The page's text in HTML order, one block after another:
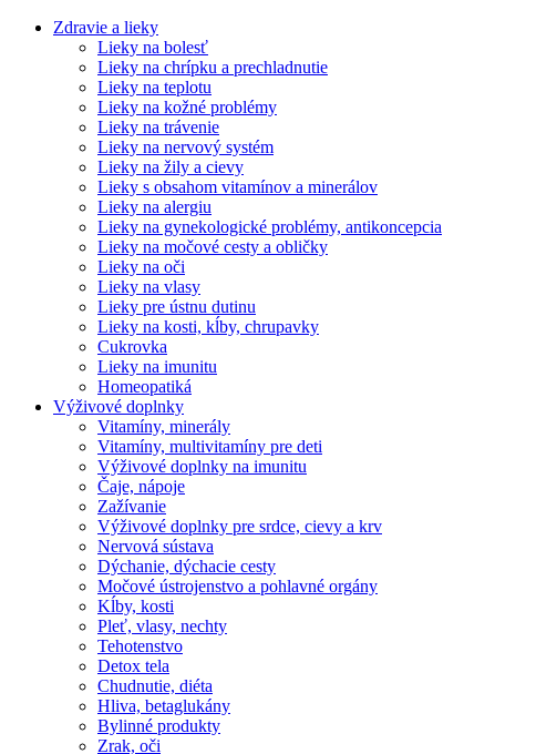
Zdravie a lieky
Lieky na bolesť
Lieky na chrípku a prechladnutie
Lieky na teplotu
Lieky na kožné problémy
Lieky na trávenie
Lieky na nervový systém
Lieky na žily a cievy
Lieky s obsahom vitamínov a minerálov
Lieky na alergiu
Lieky na gynekologické problémy, antikoncepcia
Lieky na močové cesty a obličky
Lieky na oči
Lieky na vlasy
Lieky pre ústnu dutinu
Lieky na kosti, kĺby, chrupavky
Cukrovka
Lieky na imunitu
Homeopatiká
Výživové doplnky
Vitamíny, minerály
Vitamíny, multivitamíny pre deti
Výživové doplnky na imunitu
Čaje, nápoje
Zažívanie
Výživové doplnky pre srdce, cievy a krv
Nervová sústava
Dýchanie, dýchacie cesty
Močové ústrojenstvo a pohlavné orgány
Kĺby, kosti
Pleť, vlasy, nechty
Tehotenstvo
Detox tela
Chudnutie, diéta
Hliva, betaglukány
Bylinné produkty
Zrak, oči